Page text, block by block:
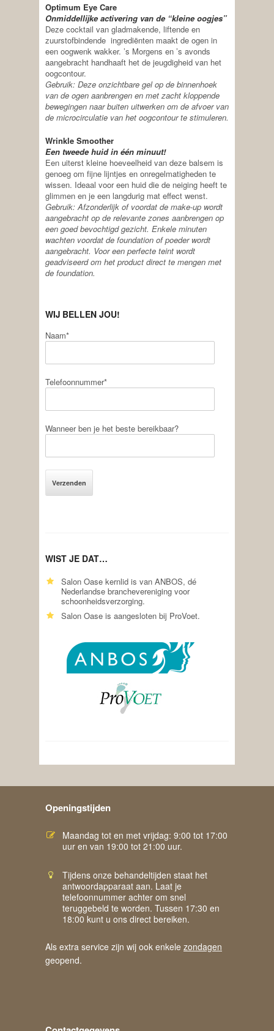
Optimum Eye Care
Onmiddellijke activering van de “kleine oogjes”
Deze cocktail van gladmakende, liftende en
zuurstofbindende ingrediënten maakt de ogen in
een oogwenk wakker. ’s Morgens en ’s avonds
aangebracht handhaaft het de jeugdigheid van het
oogcontour.
Gebruik: Deze onzichtbare gel op de binnenhoek
van de ogen aanbrengen en met zacht kloppende
bewegingen naar buiten uitwerken om de afvoer van
de microcirculatie van het oogcontour te stimuleren.
Wrinkle Smoother
Een tweede huid in één minuut!
Een uiterst kleine hoeveelheid van deze balsem is
genoeg om fijne lijntjes en onregelmatigheden te
wissen. Ideaal voor een huid die de neiging heeft te
glimmen en je een langdurig mat effect wenst.
Gebruik: Afzonderlijk of voordat de make-up wordt
aangebracht op de relevante zones aanbrengen op
een goed bevochtigd gezicht. Enkele minuten
wachten voordat de foundation of poeder wordt
aangebracht. Voor een perfecte teint wordt
geadviseerd om het product direct te mengen met
de foundation.
WIJ BELLEN JOU!
Naam*
Telefoonnummer*
Wanneer ben je het beste bereikbaar?
WIST JE DAT…
Salon Oase kernlid is van ANBOS, dé
Nederlandse branchevereniging voor
schoonheidsverzorging.
Salon Oase is aangesloten bij ProVoet.
Openingstijden
Maandag tot en met vrijdag: 9:00 tot 17:00
uur en van 19:00 tot 21:00 uur.
Tijdens onze behandeltijden staat het
antwoordapparaat aan. Laat je
telefoonnummer achter om snel
teruggebeld te worden. Tussen 17:30 en
18:00 kunt u ons direct bereiken.
Als extra service zijn wij ook enkele zondagen
geopend.